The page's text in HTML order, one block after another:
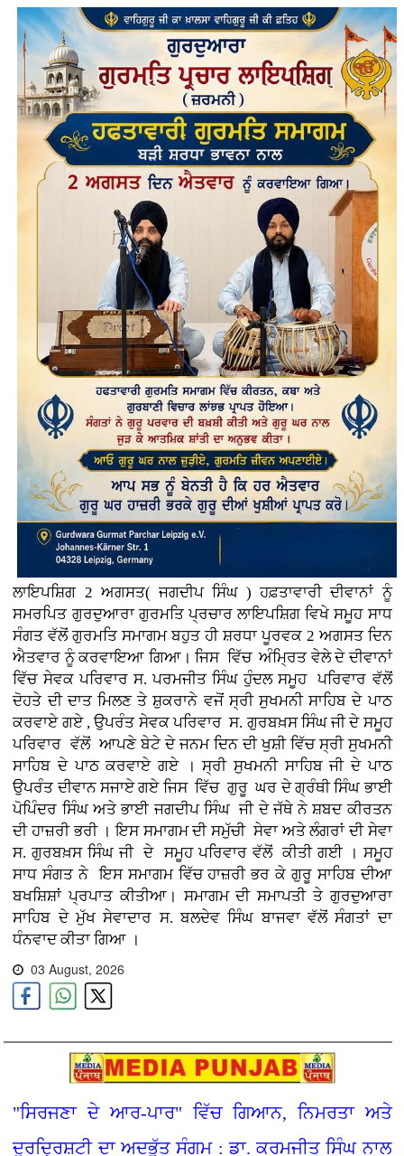
ਲਾਇਪਸ਼ਿਗ 2 ਅਗਸਤ( ਜਗਦੀਪ ਸਿੰਘ ) ਹਫ਼ਤਾਵਾਰੀ ਦੀਵਾਨਾਂ ਨੂੰ
ਸਮਰਪਿਤ ਗੁਰਦੁਆਰਾ ਗੁਰਮਤਿ ਪ੍ਰਚਾਰ ਲਾਇਪਸ਼ਿਗ ਵਿਖੇ ਸਮੂਹ ਸਾਧ
ਸੰਗਤ ਵੱਲੋਂ ਗੁਰਮਤਿ ਸਮਾਗਮ ਬਹੁਤ ਹੀ ਸ਼ਰਧਾ ਪੂਰਵਕ 2 ਅਗਸਤ ਦਿਨ
ਐਤਵਾਰ ਨੂੰ ਕਰਵਾਇਆ ਗਿਆ। ਜਿਸ ਵਿੱਚ ਅੰਮ੍ਰਿਤ ਵੇਲੇ ਦੇ ਦੀਵਾਨਾਂ
ਵਿੱਚ ਸੇਵਕ ਪਰਿਵਾਰ ਸ. ਪਰਮਜੀਤ ਸਿੰਘ ਹੁੰਦਲ ਸਮੂਹ ਪਰਿਵਾਰ ਵੱਲੋਂ
ਦੋਹਤੇ ਦੀ ਦਾਤ ਮਿਲਣ ਤੇ ਸ਼ੁਕਰਾਨੇ ਵਜੋਂ ਸ੍ਰੀ ਸੁਖਮਨੀ ਸਾਹਿਬ ਦੇ ਪਾਠ
ਕਰਵਾਏ ਗਏ , ਉਪਰੰਤ ਸੇਵਕ ਪਰਿਵਾਰ ਸ. ਗੁਰਬਖ਼ਸ ਸਿੰਘ ਜੀ ਦੇ ਸਮੂਹ
ਪਰਿਵਾਰ ਵੱਲੋਂ ਆਪਣੇ ਬੇਟੇ ਦੇ ਜਨਮ ਦਿਨ ਦੀ ਖੁਸ਼ੀ ਵਿੱਚ ਸ੍ਰੀ ਸੁਖਮਨੀ
ਸਾਹਿਬ ਦੇ ਪਾਠ ਕਰਵਾਏ ਗਏ । ਸ੍ਰੀ ਸੁਖਮਨੀ ਸਾਹਿਬ ਜੀ ਦੇ ਪਾਠ
ਉਪਰੰਤ ਦੀਵਾਨ ਸਜਾਏ ਗਏ ਜਿਸ ਵਿੱਚ ਗੁਰੂ ਘਰ ਦੇ ਗ੍ਰੰਥੀ ਸਿੰਘ ਭਾਈ
ਪੋਪਿੰਦਰ ਸਿੰਘ ਅਤੇ ਭਾਈ ਜਗਦੀਪ ਸਿੰਘ ਜੀ ਦੇ ਜੱਥੇ ਨੇ ਸ਼ਬਦ ਕੀਰਤਨ
ਦੀ ਹਾਜ਼ਰੀ ਭਰੀ । ਇਸ ਸਮਾਗਮ ਦੀ ਸਮੁੱਚੀ ਸੇਵਾ ਅਤੇ ਲੰਗਰਾਂ ਦੀ ਸੇਵਾ
ਸ. ਗੁਰਬਖ਼ਸ ਸਿੰਘ ਜੀ ਦੇ ਸਮੂਹ ਪਰਿਵਾਰ ਵੱਲੋਂ ਕੀਤੀ ਗਈ । ਸਮੂਹ
ਸਾਧ ਸੰਗਤ ਨੇ ਇਸ ਸਮਾਗਮ ਵਿੱਚ ਹਾਜ਼ਰੀ ਭਰ ਕੇ ਗੁਰੂ ਸਾਹਿਬ ਦੀਆ
ਬਖਸ਼ਿਸ਼ਾਂ ਪ੍ਰਪਾਤ ਕੀਤੀਆ। ਸਮਾਗਮ ਦੀ ਸਮਾਪਤੀ ਤੇ ਗੁਰਦੁਆਰਾ
ਸਾਹਿਬ ਦੇ ਮੁੱਖ ਸੇਵਾਦਾਰ ਸ. ਬਲਦੇਵ ਸਿੰਘ ਬਾਜਵਾ ਵੱਲੋਂ ਸੰਗਤਾਂ ਦਾ
ਧੰਨਵਾਦ ਕੀਤਾ ਗਿਆ ।
03 August, 2026
"ਸਿਰਜਣਾ ਦੇ ਆਰ-ਪਾਰ" ਵਿੱਚ ਗਿਆਨ, ਨਿਮਰਤਾ ਅਤੇ
ਦੂਰਦ੍ਰਿਸ਼ਟੀ ਦਾ ਅਦਭੁੱਤ ਸੰਗਮ : ਡਾ. ਕਰਮਜੀਤ ਸਿੰਘ ਨਾਲ